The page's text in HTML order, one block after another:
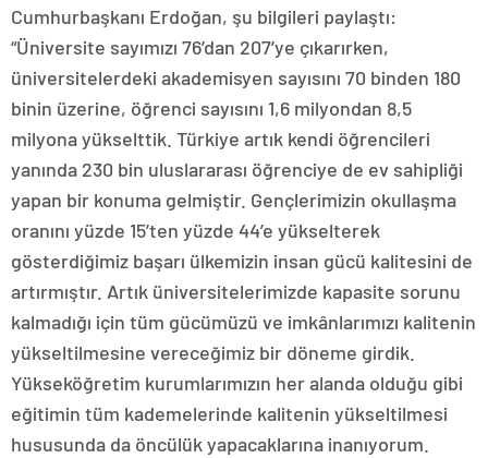
Cumhurbaşkanı Erdoğan, şu bilgileri paylaştı:
“Üniversite sayımızı 76’dan 207’ye çıkarırken,
üniversitelerdeki akademisyen sayısını 70 binden 180
binin üzerine, öğrenci sayısını 1,6 milyondan 8,5
milyona yükselttik. Türkiye artık kendi öğrencileri
yanında 230 bin uluslararası öğrenciye de ev sahipliği
yapan bir konuma gelmiştir. Gençlerimizin okullaşma
oranını yüzde 15’ten yüzde 44’e yükselterek
gösterdiğimiz başarı ülkemizin insan gücü kalitesini de
artırmıştır. Artık üniversitelerimizde kapasite sorunu
kalmadığı için tüm gücümüzü ve imkânlarımızı kalitenin
yükseltilmesine vereceğimiz bir döneme girdik.
Yükseköğretim kurumlarımızın her alanda olduğu gibi
eğitimin tüm kademelerinde kalitenin yükseltilmesi
hususunda da öncülük yapacaklarına inanıyorum.